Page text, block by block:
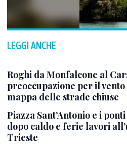
LEGGI ANCHE
Roghi da Monfalcone al
preoccupazione per il
mappa delle strade chiuse
Piazza Sant’Antonio e i
dopo caldo e ferie lavori
Trieste